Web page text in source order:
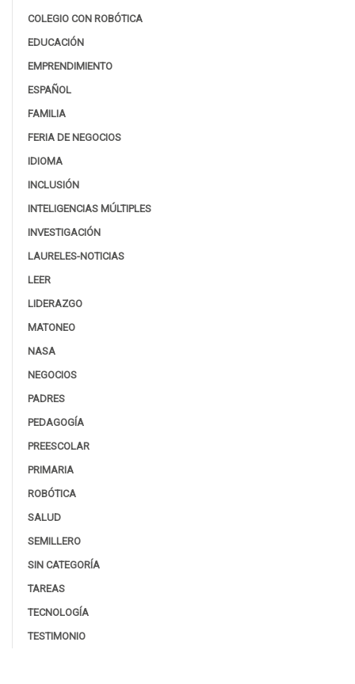
COLEGIO CON ROBÓTICA
EDUCACIÓN
EMPRENDIMIENTO
ESPAÑOL
FAMILIA
FERIA DE NEGOCIOS
IDIOMA
INCLUSIÓN
INTELIGENCIAS MÚLTIPLES
INVESTIGACIÓN
LAURELES-NOTICIAS
LEER
LIDERAZGO
MATONEO
NASA
NEGOCIOS
PADRES
PEDAGOGÍA
PREESCOLAR
PRIMARIA
ROBÓTICA
SALUD
SEMILLERO
SIN CATEGORÍA
TAREAS
TECNOLOGÍA
TESTIMONIO